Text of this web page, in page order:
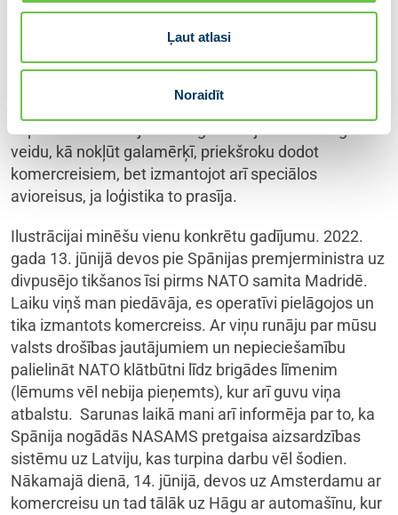
Ļaut atlasi
Noraidīt
Latvijas Ministru prezidentam vai izlems doties pie
mums. Individuālas tikšanās reizēm nevarēja sarunāt
ierēdņu vai padomnieku līmenī, bet to sarunāju es,
tieši kontaktējoties ar kolēģi. Tad arī biju spiests
kopā ar manu biroju attiecīgi izvēlējās visizdevīgāko
veidu, kā nokļūt galamērķī, priekšroku dodot
komercreisiem, bet izmantojot arī speciālos
avioreisus, ja loģistika to prasīja.
Ilustrācijai minēšu vienu konkrētu gadījumu. 2022.
gada 13. jūnijā devos pie Spānijas premjerministra uz
divpusējo tikšanos īsi pirms NATO samita Madridē.
Laiku viņš man piedāvāja, es operatīvi pielāgojos un
tika izmantots komercreiss. Ar viņu runāju par mūsu
valsts drošības jautājumiem un nepieciešamību
palielināt NATO klātbūtni līdz brigādes līmenim
(lēmums vēl nebija pieņemts), kur arī guvu viņa
atbalstu. Sarunas laikā mani arī informēja par to, ka
Spānija nogādās NASAMS pretgaisa aizsardzības
sistēmu uz Latviju, kas turpina darbu vēl šodien.
Nākamajā dienā, 14. jūnijā, devos uz Amsterdamu ar
komercreisu un tad tālāk uz Hāgu ar automašīnu, kur